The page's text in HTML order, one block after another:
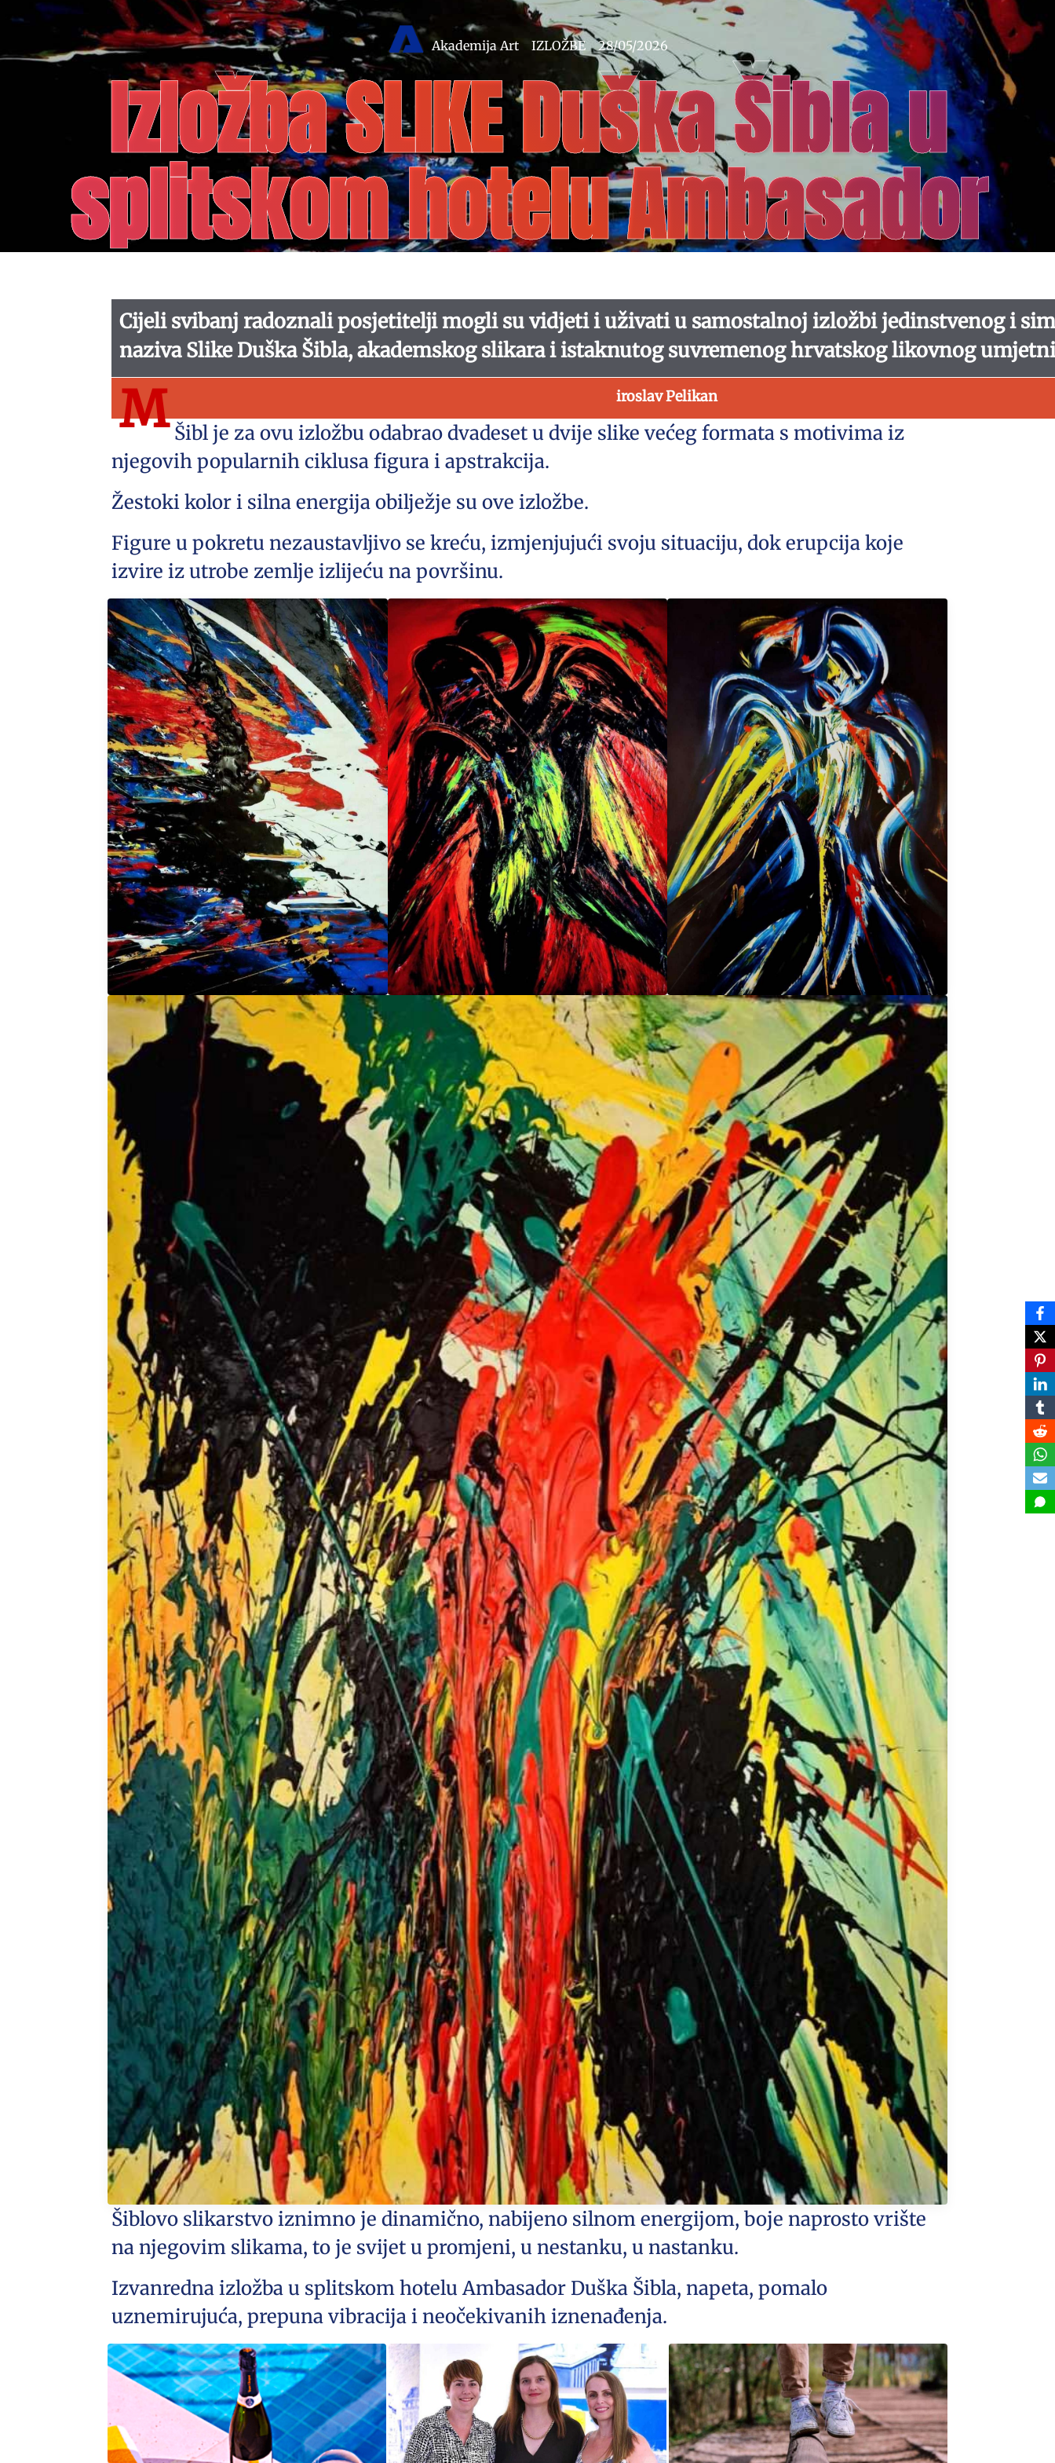
Akademija Art IZLOŽBE 28/05/2026
Izložba SLIKE Duška Šibla u
splitskom hotelu Ambasador
Cijeli svibanj radoznali posjetitelji mogli su vidjeti i uživati u samostalnoj izložbi jedinstvenog i
naziva Slike Duška Šibla, akademskog slikara i istaknutog suvremenog hrvatskog likovnog
M iroslav Pelikan
Šibl je za ovu izložbu odabrao dvadeset u dvije slike većeg formata s motivima iz
njegovih popularnih ciklusa figura i apstrakcija.
Žestoki kolor i silna energija obilježje su ove izložbe.
Figure u pokretu nezaustavljivo se kreću, izmjenjujući svoju situaciju, dok erupcija koje
izvire iz utrobe zemlje izlijeću na površinu.
Šiblovo slikarstvo iznimno je dinamično, nabijeno silnom energijom, boje naprosto vrište
na njegovim slikama, to je svijet u promjeni, u nestanku, u nastanku.
Izvanredna izložba u splitskom hotelu Ambasador Duška Šibla, napeta, pomalo
uznemirujuća, prepuna vibracija i neočekivanih iznenađenja.